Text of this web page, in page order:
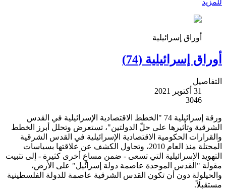
للمزيد
أوراق إسرائيلية
أوراق إسرائيلية (74)
التفاصيل
31 أكتوبر 2021
3046
ورقة إسرائيلية 74 "الخطط الاقتصادية الإسرائيلية في القدس
الشرقية وتأثيرها على حلّ الدولتين"، تستعرض وتحلل أبرز الخطط
والقرارات الحكومية الاقتصادية الإسرائيلية في القدس الشرقية
المحتلة منذ العام 2010، وتحاول الكشف عن علاقتها بسياسات
التهويد الإسرائيلية التي تسعى - ضمن مساعٍ أخرى كثيرة - إلى تثبيت
مقولة "القدس الموحدة عاصمة دولة إسرائيل" على الأرض،
والحيلولة دون أن تكون القدس الشرقية عاصمة للدولة الفلسطينية
مستقبلاً.